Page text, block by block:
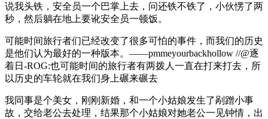
说我头铁，安全员一个巴掌上去，问还铁不铁了，小伙愣了两
秒，然后躺在地上要讹安全员一顿饭。
可能时间旅行者们已经改变了很多可怕的事件，而我们的历史
是他们认为最好的一种版本。——pmmeyourbackhollow ​//@逐
着日-ROG:也可能时间的旅行者有两拨人一直在打来打去，所
以历史的车轮就在我们身上碾来碾去
我同事是个美女，刚刚新婚，和一个小姑娘发生了剐蹭小事
故，交给老公去处理，结果那个小姑娘对她老公一见钟情，出